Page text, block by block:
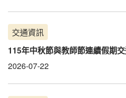
交通資訊
115年中秋節與教師節連續假期
2026-07-22